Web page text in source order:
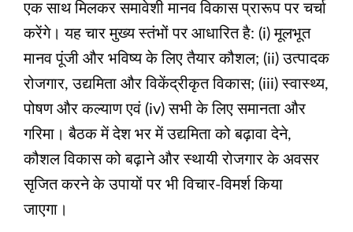
एक साथ मिलकर समावेशी मानव विकास प्रारूप पर चर्चा
करेंगे। यह चार मुख्य स्तंभों पर आधारित है: (i) मूलभूत
मानव पूंजी और भविष्य के लिए तैयार कौशल; (ii) उत्पादक
रोजगार, उद्यमिता और विकेंद्रीकृत विकास; (iii) स्वास्थ्य,
पोषण और कल्याण एवं (iv) सभी के लिए समानता और
गरिमा। बैठक में देश भर में उद्यमिता को बढ़ावा देने,
कौशल विकास को बढ़ाने और स्थायी रोजगार के अवसर
सृजित करने के उपायों पर भी विचार-विमर्श किया
जाएगा।